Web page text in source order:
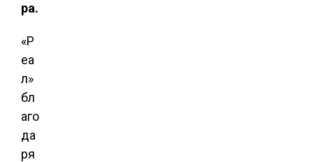
ра.
«Р
еа
л»
бл
аго
да
ря